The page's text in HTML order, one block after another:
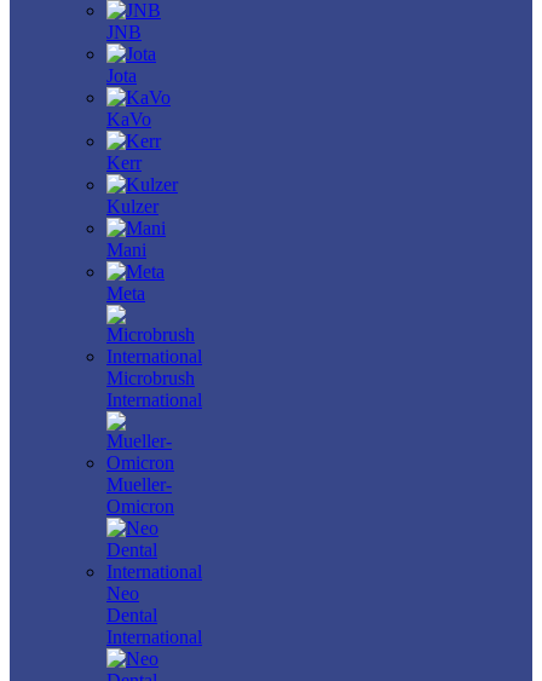
JNB
Jota
KaVo
Kerr
Kulzer
Mani
Meta
Microbrush
International
Mueller-
Omicron
Neo
Dental
International